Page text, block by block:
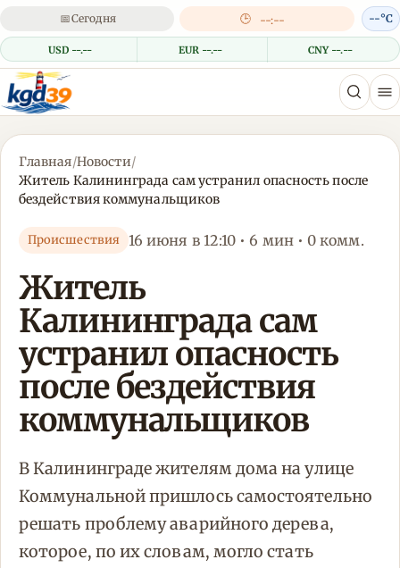
📅Сегодня 🕒 --:--
USD --.-- EUR --.-- CNY --.--
--°C
Главная/Новости/
Житель Калининграда сам устранил опасность после
бездействия коммунальщиков
Происшествия 16 июня в 12:10 • 6 мин • 0 комм.
Житель
Калининграда сам
устранил опасность
после бездействия
коммунальщиков
В Калининграде жителям дома на улице
Коммунальной пришлось самостоятельно
решать проблему аварийного дерева,
которое, по их словам, могло стать